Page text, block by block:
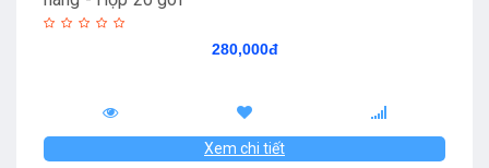
280,000đ
Xem chi tiết